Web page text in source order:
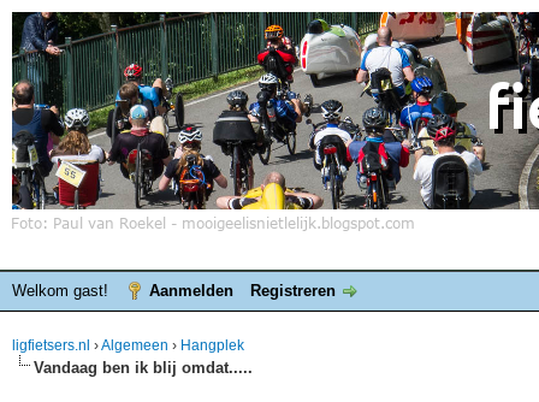
Welkom gast! Aanmelden Registreren
ligfietsers.nl ›Algemeen › Hangplek
Vandaag ben ik blij omdat.....